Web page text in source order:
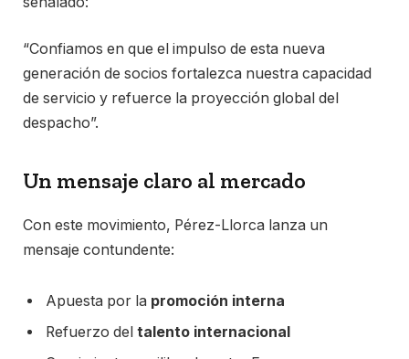
“Confiamos en que el impulso de esta nueva
generación de socios fortalezca nuestra capacidad
de servicio y refuerce la proyección global del
despacho”.
Un mensaje claro al mercado
Con este movimiento, Pérez-Llorca lanza un
mensaje contundente:
Apuesta por la promoción interna
Refuerzo del talento internacional